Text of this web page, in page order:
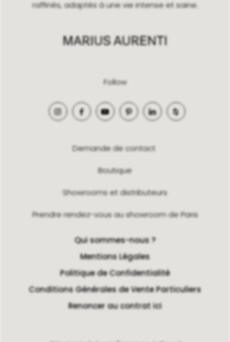
raffinés, adaptés à une vie intense et saine.
Follow
Demande de contact
Boutique
Showrooms et distributeurs
Prendre rendez-vous au showroom de Paris
Qui sommes-nous ?
Mentions Légales
Politique de Confidentialité
Conditions Générales de Vente Particuliers
Renoncer au contrat ici